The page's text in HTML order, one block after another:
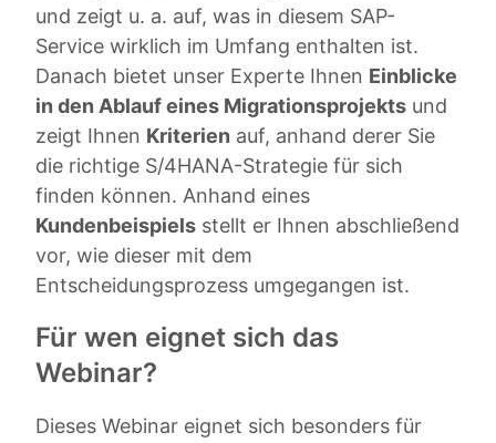
und zeigt u. a. auf, was in diesem SAP-
Service wirklich im Umfang enthalten ist.
Danach bietet unser Experte Ihnen Einblicke
in den Ablauf eines Migrationsprojekts und
zeigt Ihnen Kriterien auf, anhand derer Sie
die richtige S/4HANA-Strategie für sich
finden können. Anhand eines
Kundenbeispiels stellt er Ihnen abschließend
vor, wie dieser mit dem
Entscheidungsprozess umgegangen ist.
Für wen eignet sich das
Webinar?
Dieses Webinar eignet sich besonders für